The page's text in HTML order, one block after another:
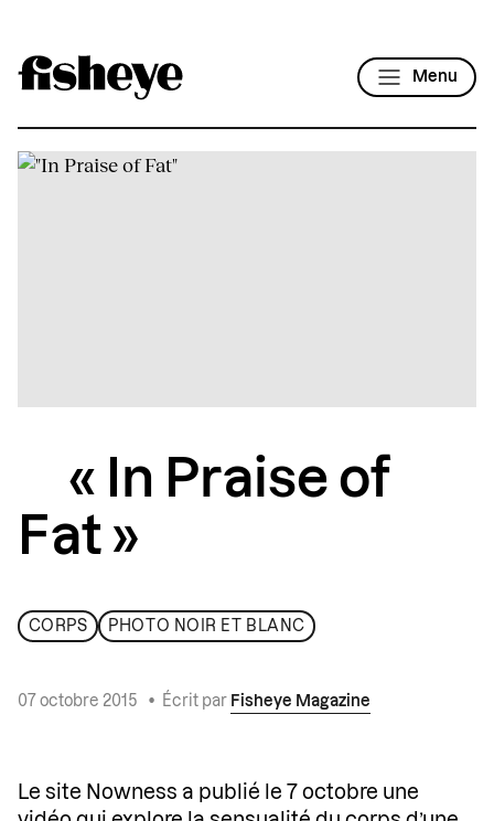
Menu
« In Praise of
Fat »
CORPS PHOTO NOIR ET BLANC
07 octobre 2015 • Écrit par Fisheye Magazine
Le site Nowness a publié le 7 octobre une